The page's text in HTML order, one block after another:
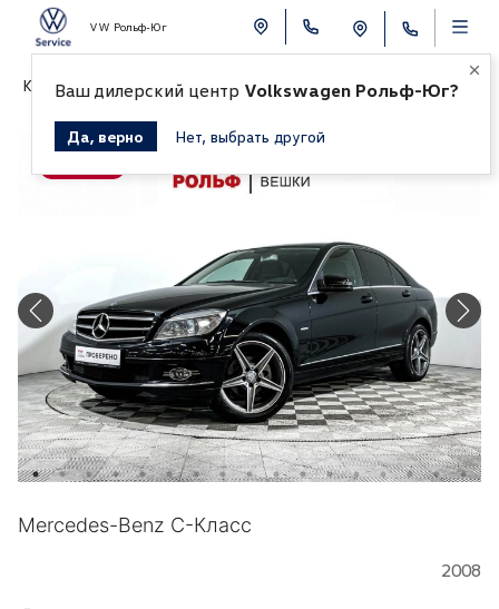
VW Рольф-Юг
К СПИСКУ АВТОМОБИЛЕЙ
Mercedes-Benz C-Класс
2008
Ваш дилерский центр Volkswagen Рольф-Юг?
Да, верно Нет, выбрать другой